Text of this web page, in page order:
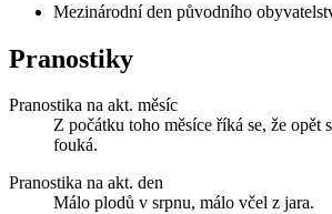
Mezinárodní den původního
Pranostiky
Pranostika na akt. měsíc
Z počátku toho měsíce říká se, že opět
fouká.
Pranostika na akt. den
Málo plodů v srpnu, málo včel z jara.